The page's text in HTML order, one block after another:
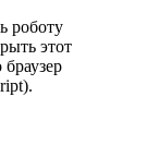
роботу
этот